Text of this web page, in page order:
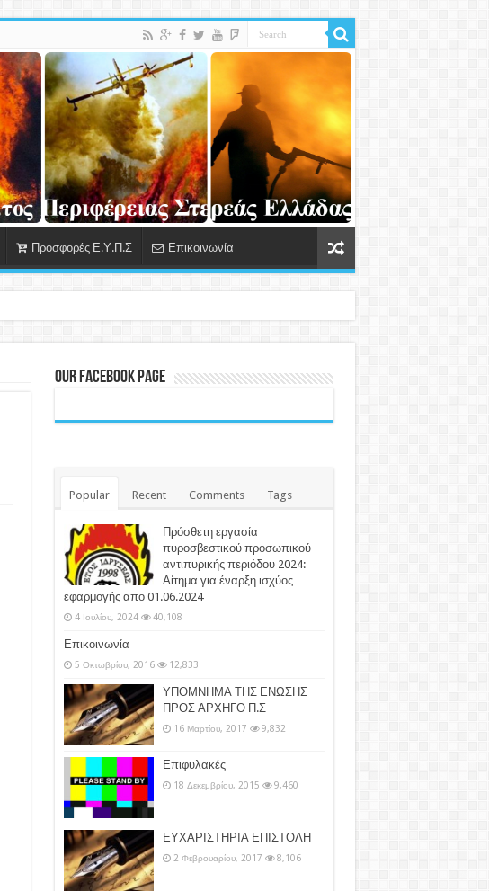
Προσφορές Ε.Υ.Π.Σ Επικοινωνία
Our Facebook Page
Popular Recent Comments Tags
Πρόσθετη εργασία
πυροσβεστικού προσωπικού
αντιπυρικής περιόδου 2024:
Αίτημα για έναρξη ισχύος
εφαρμογής απο 01.06.2024
4 Ιουλίου, 2024 40,108
Επικοινωνία
5 Οκτωβρίου, 2016 12,833
ΥΠΟΜΝΗΜΑ ΤΗΣ ΕΝΩΣΗΣ
ΠΡΟΣ ΑΡΧΗΓΟ Π.Σ
16 Μαρτίου, 2017 9,832
Επιφυλακές
18 Δεκεμβρίου, 2015 9,460
ΕΥΧΑΡΙΣΤΗΡΙΑ ΕΠΙΣΤΟΛΗ
2 Φεβρουαρίου, 2017 8,106